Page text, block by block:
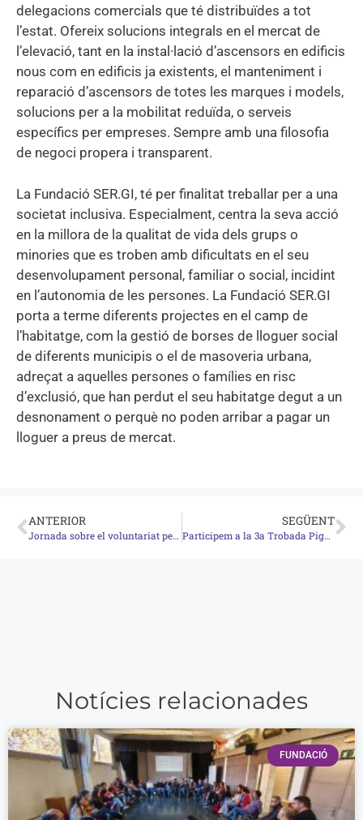
delegacions comercials que té distribuïdes a tot
l’estat. Ofereix solucions integrals en el mercat de
l’elevació, tant en la instal·lació d’ascensors en edificis
nous com en edificis ja existents, el manteniment i
reparació d’ascensors de totes les marques i models,
solucions per a la mobilitat reduïda, o serveis
específics per empreses. Sempre amb una filosofia
de negoci propera i transparent.
La Fundació SER.GI, té per finalitat treballar per a una
societat inclusiva. Especialment, centra la seva acció
en la millora de la qualitat de vida dels grups o
minories que es troben amb dificultats en el seu
desenvolupament personal, familiar o social, incidint
en l’autonomia de les persones. La Fundació SER.GI
porta a terme diferents projectes en el camp de
l’habitatge, com la gestió de borses de lloguer social
de diferents municipis o el de masoveria urbana,
adreçat a aquelles persones o famílies en risc
d’exclusió, que han perdut el seu habitatge degut a un
desnonament o perquè no poden arribar a pagar un
lloguer a preus de mercat.
ANTERIOR
Jornada sobre el voluntariat per la llengua amb parelles interreligioses: una bona pràctica d’acollida
SEGÜENT
Participem a la 3a Trobada Pigmalió
Notícies relacionades
FUNDACIÓ